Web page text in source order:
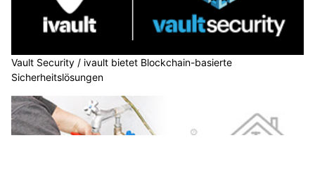
Vault Security / ivault bietet Blockchain-basierte
Sicherheitslösungen